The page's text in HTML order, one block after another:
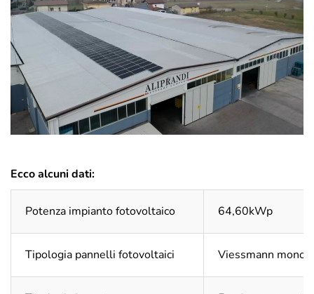
Ecco alcuni dati:
Potenza impianto fotovoltaico 64,60kWp
Tipologia pannelli fotovoltaici Viessmann